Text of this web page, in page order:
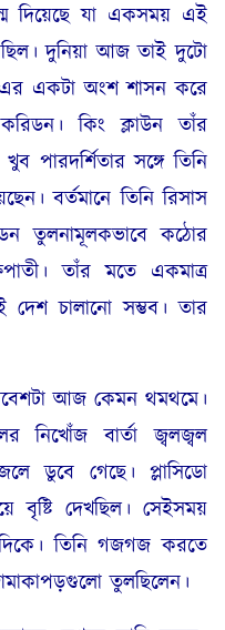
দিয়েছে যা একসময় এই
দুনিয়া আজ তাই দুটো
এর একটা অংশ শাসন করে
কিং ক্লাউন তাঁর
পারদর্শিতার সঙ্গে তিনি
বর্তমানে তিনি রিসাস
তুলনামূলকভাবে কঠোর
তাঁর মতে একমাত্র
দেশ চালানো সম্ভব। তার
আজ কেমন থমথমে।
নিখোঁজ বার্তা জ্বলজ্বল
ডুবে গেছে। প্লাসিডো
বৃষ্টি দেখছিল। সেইসময়
তিনি গজগজ করতে
তুলছিলেন।